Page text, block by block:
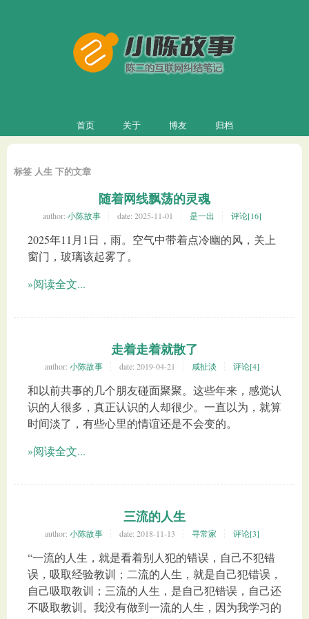
首页 关于 博友 归档
标签 人生 下的文章
随着网线飘荡的灵魂
author: 小陈故事 date: 2025-11-01 是一出 评论[16]
2025年11月1日，雨。空气中带着点冷幽的风，关上
窗门，玻璃该起雾了。
»阅读全文...
走着走着就散了
author: 小陈故事 date: 2019-04-21 咸扯淡 评论[4]
和以前共事的几个朋友碰面聚聚。这些年来，感觉认
识的人很多，真正认识的人却很少。一直以为，就算
时间淡了，有些心里的情谊还是不会变的。
»阅读全文...
三流的人生
author: 小陈故事 date: 2018-11-13 寻常家 评论[3]
“一流的人生，就是看着别人犯的错误，自己不犯错
误，吸取经验教训；二流的人生，就是自己犯错误，
自己吸取教训；三流的人生，是自己犯错误，自己还
不吸取教训。我没有做到一流的人生，因为我学习的